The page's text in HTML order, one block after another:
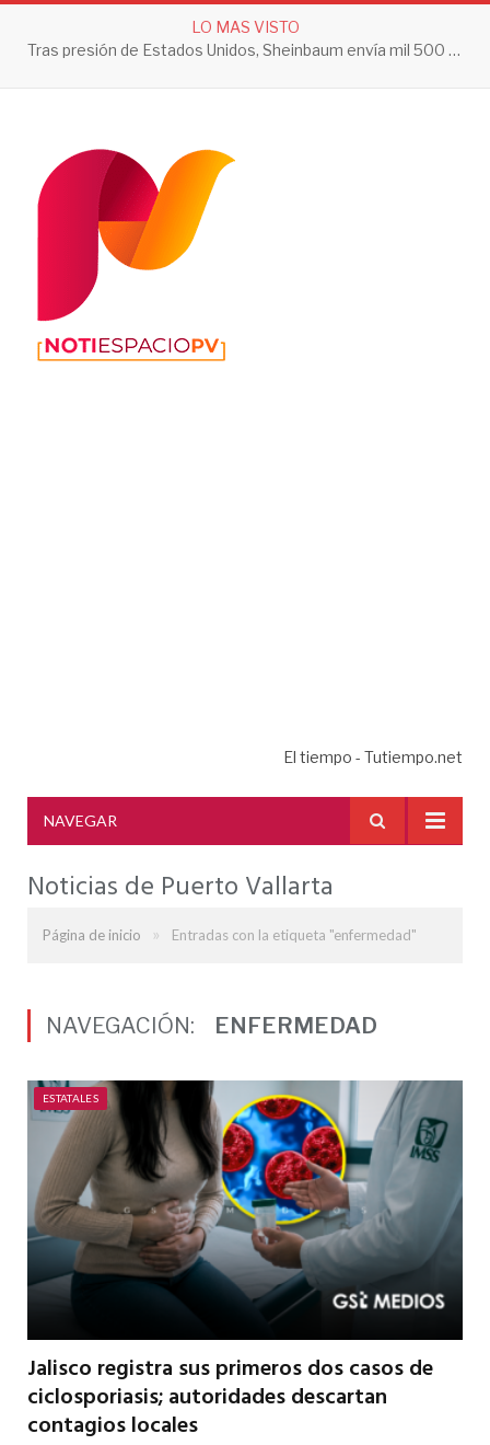
LO MAS VISTO
Tras presión de Estados Unidos, Sheinbaum envía mil 500 soldados a Michoacán
El tiempo - Tutiempo.net
NAVEGAR
Noticias de Puerto Vallarta
Página de inicio » Entradas con la etiqueta "enfermedad"
NAVEGACIÓN: ENFERMEDAD
ESTATALES
Jalisco registra sus primeros dos casos de
ciclosporiasis; autoridades descartan
contagios locales